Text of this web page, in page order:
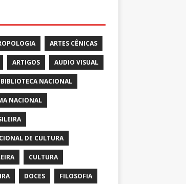
ARTES CÊNICAS
ARTIGOS AUDIO VISUAL
BIBLIOTECA NACIONAL
NACIONAL
DE CULTURA
CULTURA
DOCES FILOSOFIA